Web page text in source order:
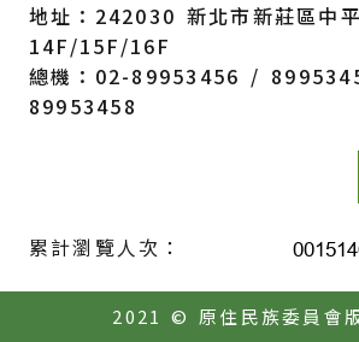
地址：242030 新北市新莊區中
14F/15F/16F
總機：02-89953456 /
89953458
累計瀏覽人次：
2021 © 原住民族委員會